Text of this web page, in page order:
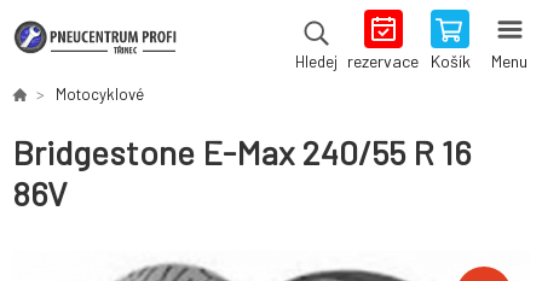
Hledej rezervace Košík Menu
Motocyklové
Bridgestone E-Max 240/55 R 16
86V